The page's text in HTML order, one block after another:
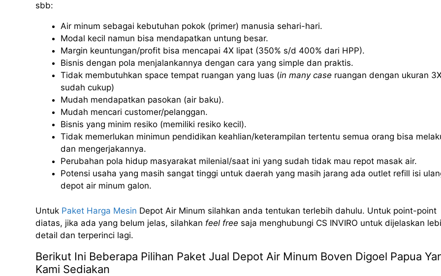
sbb:
Air minum sebagai kebutuhan pokok (primer) manusia sehari-hari.
Modal kecil namun bisa mendapatkan untung besar.
Margin keuntungan/profit bisa mencapai 4X lipat (350% s/d 400% dari HPP).
Bisnis dengan pola menjalankannya dengan cara yang simple dan praktis.
Tidak membutuhkan space tempat ruangan yang luas (in many case ruangan dengan ukuran
sudah cukup)
Mudah mendapatkan pasokan (air baku).
Mudah mencari customer/pelanggan.
Bisnis yang minim resiko (memiliki resiko kecil).
Tidak memerlukan minimun pendidikan keahlian/keterampilan tertentu semua orang bisa
dan mengerjakannya.
Perubahan pola hidup masyarakat milenial/saat ini yang sudah tidak mau repot masak air.
Potensi usaha yang masih sangat tinggi untuk daerah yang masih jarang ada outlet refill isi
depot air minum galon.
Untuk Paket Harga Mesin Depot Air Minum silahkan anda tentukan terlebih dahulu. Untuk point-point
diatas, jika ada yang belum jelas, silahkan feel free saja menghubungi CS INVIRO untuk dijelaskan
detail dan terperinci lagi.
Berikut Ini Beberapa Pilihan Paket Jual Depot Air Minum Boven Digoel Papua
Kami Sediakan